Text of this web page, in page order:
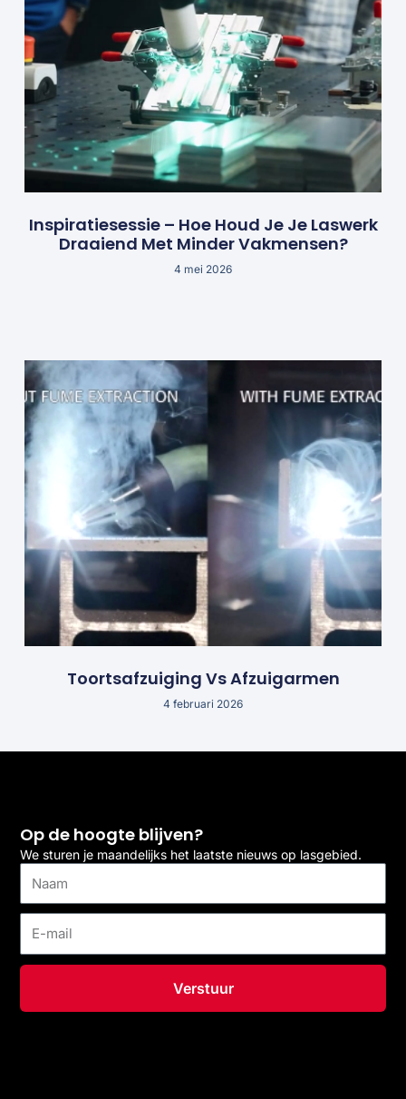
Inspiratiesessie – Hoe Houd Je Je Laswerk
Draaiend Met Minder Vakmensen?
4 mei 2026
Toortsafzuiging Vs Afzuigarmen
4 februari 2026
Op de hoogte blijven?
We sturen je maandelijks het laatste nieuws op lasgebied.
mail
Verstuur